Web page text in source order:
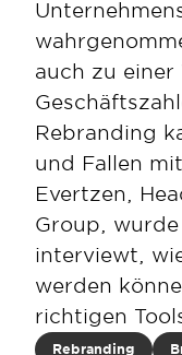
auch zu
Rebranding
und Fallen
Evertzen,
Group, wurde
interviewt,
werden
richtigen
Rebranding